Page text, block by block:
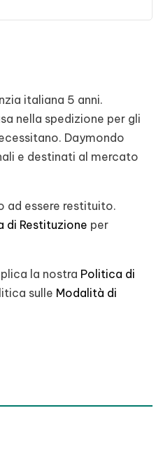
italiana 5 anni.
nella spedizione per gli
Daymondo
e destinati al mercato
ad essere restituito.
di Restituzione per
la nostra Politica di
sulle Modalità di